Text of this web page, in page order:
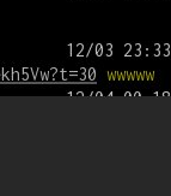
wwwww